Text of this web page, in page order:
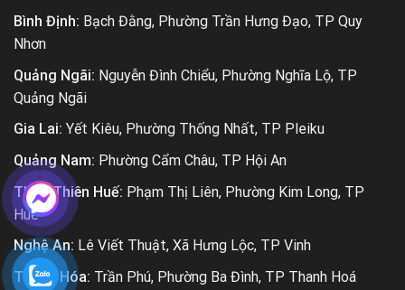
Bình Định: Bạch Đằng, Phường Trần Hưng Đạo, TP Quy
Nhơn
Quảng Ngãi: Nguyễn Đình Chiểu, Phường Nghĩa Lộ, TP
Quảng Ngãi
Gia Lai: Yết Kiêu, Phường Thống Nhất, TP Pleiku
Quảng Nam: Phường Cẩm Châu, TP Hội An
Thừa Thiên Huế: Phạm Thị Liên, Phường Kim Long, TP
Huế
Nghệ An: Lê Viết Thuật, Xã Hưng Lộc, TP Vinh
Thanh Hóa: Trần Phú, Phường Ba Đình, TP Thanh Hoá